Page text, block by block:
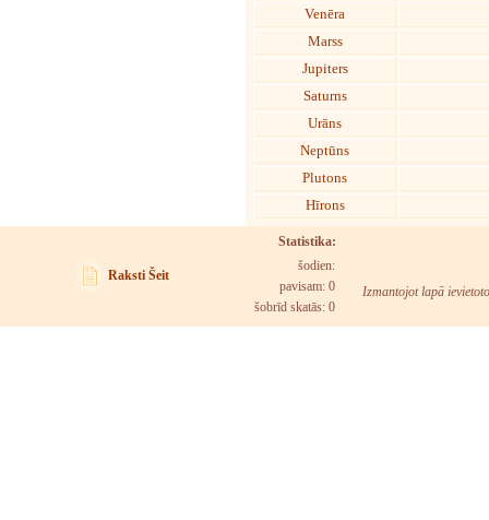
Venēra
Marss
Jupiters
Saturns
Urāns
Neptūns
Plutons
Hīrons
Raksti Šeit
Statistika:
šodien:
pavisam: 0
šobrīd skatās: 0
Izmantojot lapā